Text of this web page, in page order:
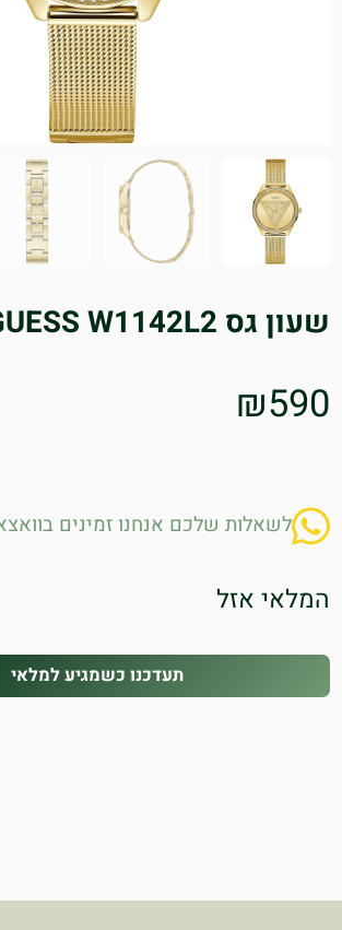
שעון גס GUESS W1142L2 לאישה
₪590
לשאלות שלכם אנחנו זמינים
המלאי אזל
תעדכנו כשמגיע למלאי